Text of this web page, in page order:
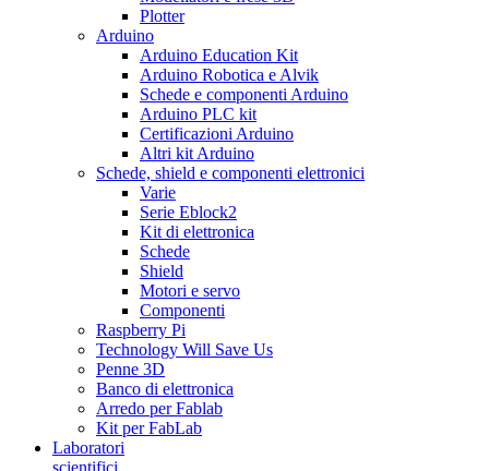
Plotter
Arduino
Arduino Education Kit
Arduino Robotica e Alvik
Schede e componenti Arduino
Arduino PLC kit
Certificazioni Arduino
Altri kit Arduino
Schede, shield e componenti elettronici
Varie
Serie Eblock2
Kit di elettronica
Schede
Shield
Motori e servo
Componenti
Raspberry Pi
Technology Will Save Us
Penne 3D
Banco di elettronica
Arredo per Fablab
Kit per FabLab
Laboratori
scientifici